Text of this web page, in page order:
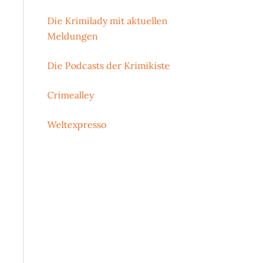
Die Krimilady mit aktuellen
Meldungen
Die Podcasts der Krimikiste
Crimealley
Weltexpresso